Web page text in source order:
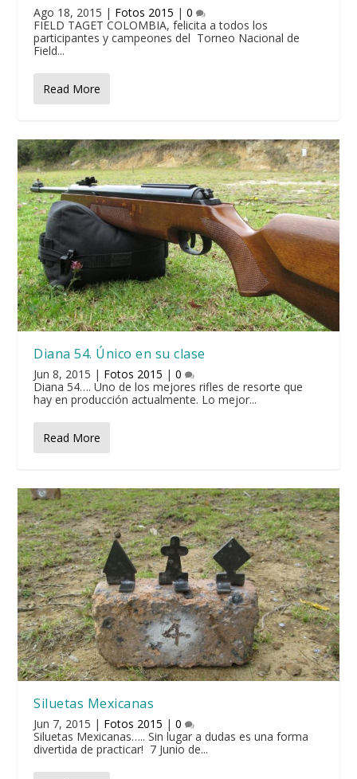
Ago 18, 2015 | Fotos 2015 |0
FIELD TAGET COLOMBIA, felicita a todos los
participantes y campeones del Torneo Nacional de
Field...
Read More
Diana 54. Único en su clase
Jun 8, 2015 | Fotos 2015 |0
Diana 54…. Uno de los mejores rifles de resorte que
hay en producción actualmente. Lo mejor...
Read More
Siluetas Mexicanas
Jun 7, 2015 | Fotos 2015 |0
Siluetas Mexicanas….. Sin lugar a dudas es una forma
divertida de practicar! 7 Junio de...